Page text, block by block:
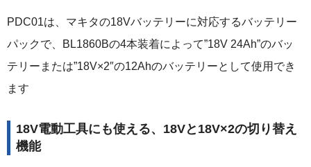
PDC01は、マキタの18Vバッテリーに対応するバッテリー
パックで、BL1860Bの4本装着によって”18V 24Ah”のバッ
テリーまたは”18V×2″の12Ahのバッテリーとして使用でき
ます
18V電動工具にも使える、18Vと18V×2の切り替え
機能